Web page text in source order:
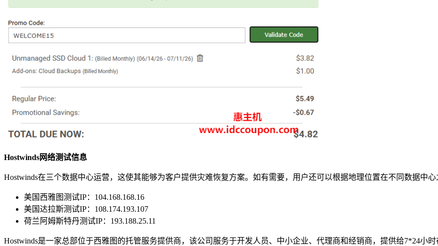
Hostwinds网络测试信息
Hostwinds在三个数据中心运营，这使其能够为客户提供灾难恢复方案。如有需要，用户还可以根据地理位置在不同数据中心
美国西雅图测试IP：104.168.168.16
美国达拉斯测试IP：108.174.193.107
荷兰阿姆斯特丹测试IP：193.188.25.11
Hostwinds是一家总部位于西雅图的托管服务提供商，该公司服务于开发人员、中小企业、代理商和经销商，提供给7*24小